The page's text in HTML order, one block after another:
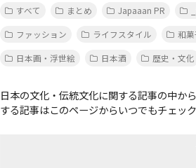
すべて まとめ Japaaan PR
ファッション
ライフスタイル 和
日本画・浮世絵
日本酒 歴史・文化
日本の文化・伝統文化に関する記事の中か
する記事はこのページからいつでもチェック